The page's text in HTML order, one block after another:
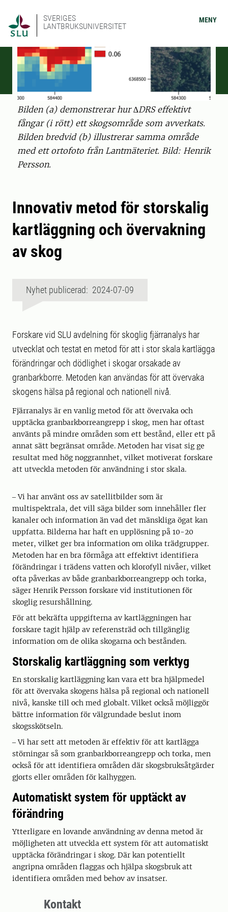
SVERIGES
LANTBRUKSUNIVERSITET
MENY
Bilden (a) demonstrerar hur ∆DRS effektivt
fångar (i rött) ett skogsområde som avverkats.
Bilden bredvid (b) illustrerar samma område
med ett ortofoto från Lantmäteriet. Bild: Henrik
Persson.
Innovativ metod för storskalig
kartläggning och övervakning
av skog
Nyhet publicerad: 2024-07-09
Forskare vid SLU avdelning för skoglig fjärranalys har
utvecklat och testat en metod för att i stor skala kartlägga
förändringar och dödlighet i skogar orsakade av
granbarkborre. Metoden kan användas för att övervaka
skogens hälsa på regional och nationell nivå.
Fjärranalys är en vanlig metod för att övervaka och
upptäcka granbarkborreangrepp i skog, men har oftast
använts på mindre områden som ett bestånd, eller ett på
annat sätt begränsat område. Metoden har visat sig ge
resultat med hög noggrannhet, vilket motiverat forskare
att utveckla metoden för användning i stor skala.
‒ Vi har använt oss av satellitbilder som är
multispektrala, det vill säga bilder som innehåller fler
kanaler och information än vad det mänskliga ögat kan
uppfatta. Bilderna har haft en upplösning på 10-20
meter, vilket ger bra information om olika trädgrupper.
Metoden har en bra förmåga att effektivt identifiera
förändringar i trädens vatten och klorofyll nivåer, vilket
ofta påverkas av både granbarkborreangrepp och torka,
säger Henrik Persson forskare vid institutionen för
skoglig resurshållning.
För att bekräfta uppgifterna av kartläggningen har
forskare tagit hjälp av referensträd och tillgänglig
information om de olika skogarna och bestånden.
Storskalig kartläggning som verktyg
En storskalig kartläggning kan vara ett bra hjälpmedel
för att övervaka skogens hälsa på regional och nationell
nivå, kanske till och med globalt. Vilket också möjliggör
bättre information för välgrundade beslut inom
skogsskötseln.
‒ Vi har sett att metoden är effektiv för att kartlägga
störningar så som granbarkborreangrepp och torka, men
också för att identifiera områden där skogsbruksåtgärder
gjorts eller områden för kalhyggen.
Automatiskt system för upptäckt av
förändring
Ytterligare en lovande användning av denna metod är
möjligheten att utveckla ett system för att automatiskt
upptäcka förändringar i skog. Där kan potentiellt
angripna områden flaggas och hjälpa skogsbruk att
identifiera områden med behov av insatser.
Kontakt